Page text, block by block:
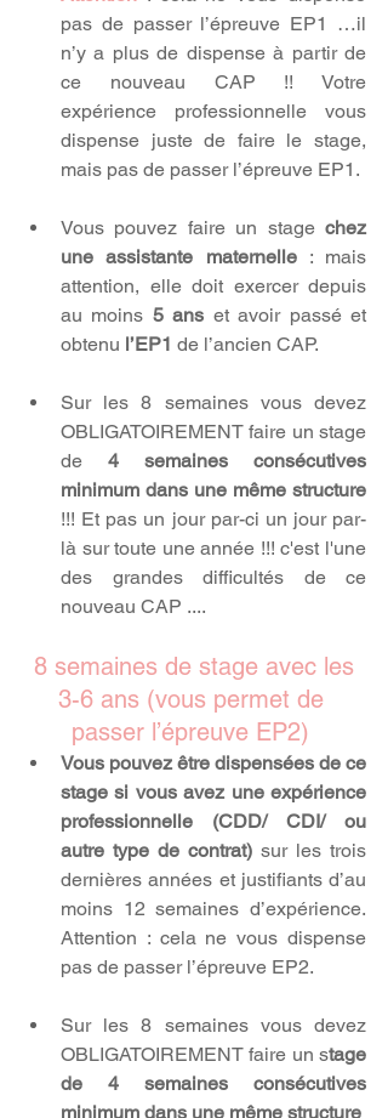
pas de passer l’épreuve EP1 …il
n’y a plus de dispense à partir de
ce nouveau CAP !! Votre
expérience professionnelle vous
dispense juste de faire le stage,
mais pas de passer l’épreuve EP1.
Vous pouvez faire un stage chez
une assistante maternelle : mais
attention, elle doit exercer depuis
au moins 5 ans et avoir passé et
obtenu l’EP1 de l’ancien CAP.
Sur les 8 semaines vous devez
OBLIGATOIREMENT faire un stage
de 4 semaines consécutives
!!! Et pas un jour par-ci un jour par-
là sur toute une année !!! c'est l'une
des grandes difficultés de ce
nouveau CAP ....
3-6 ans (vous permet de
passer l’épreuve EP2)
Vous pouvez être dispensées de ce
stage si vous avez une expérience
professionnelle (CDD/ CDI/ ou
autre type de contrat) sur les trois
dernières années et justifiants d’au
moins 12 semaines d’expérience.
Attention : cela ne vous dispense
pas de passer l’épreuve EP2.
Sur les 8 semaines vous devez
OBLIGATOIREMENT faire un stage
de 4 semaines consécutives
minimum dans une même structure